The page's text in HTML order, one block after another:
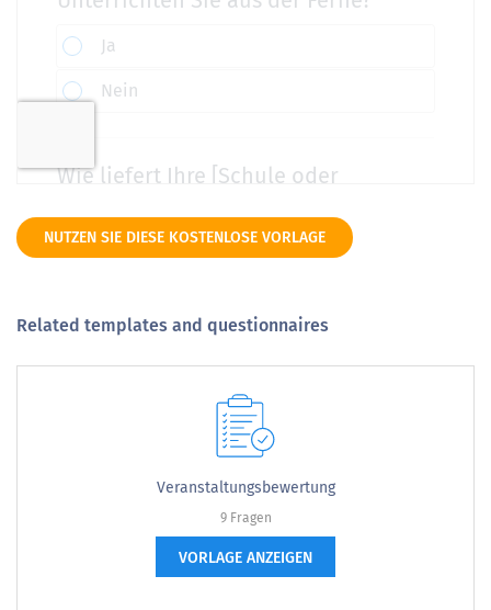
NUTZEN SIE DIESE KOSTENLOSE VORLAGE
Related templates and questionnaires
Veranstaltungsbewertung
9 Fragen
VORLAGE ANZEIGEN